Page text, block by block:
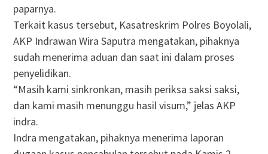
paparnya.
Terkait kasus tersebut, Kasatreskrim Polres Boyolali,
AKP Indrawan Wira Saputra mengatakan, pihaknya
sudah menerima aduan dan saat ini dalam proses
penyelidikan.
“Masih kami sinkronkan, masih periksa saksi saksi,
dan kami masih menunggu hasil visum,” jelas AKP
indra.
Indra mengatakan, pihaknya menerima laporan